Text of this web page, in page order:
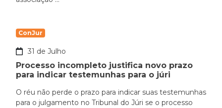
ConJur
31 de Julho
Processo incompleto justifica novo prazo
para indicar testemunhas para o júri
O réu não perde o prazo para indicar suas testemunhas
para o julgamento no Tribunal do Júri se o processo